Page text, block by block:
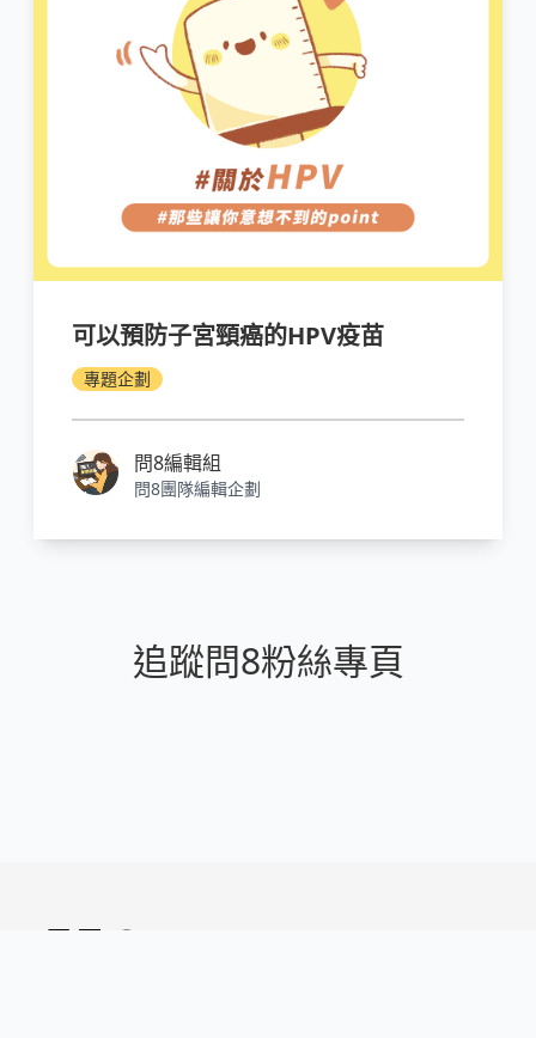
可以預防子宮頸癌的HPV疫苗
專題企劃
問8編輯組
問8團隊編輯企劃
追蹤問8粉絲專頁